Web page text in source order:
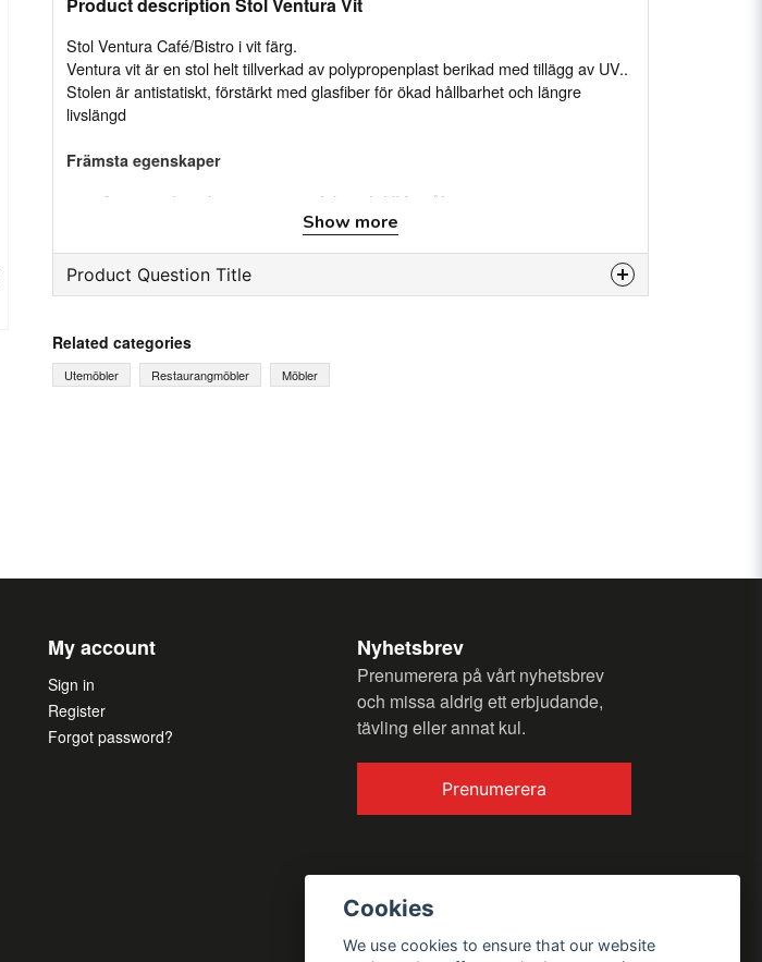
Stol Ventura Café/Bistro i vit färg.
Ventura vit är en stol helt tillverkad av polypropenplast berikad med tillägg av UV..
Stolen är antistatiskt, förstärkt med glasfiber för ökad hållbarhet och längre
livslängd
Främsta egenskaper
Antistatisk stol resistent mot fukt och UV-strålning
Stapelbar stol helt tillverkad av polypropen
Förstärkt med glasfiber för ökad hållbarhet
Kan använda både inom- och utomhus
Specifikation
Show more
Product Question Title
Ask us something about this product...
Related categories
Utemöbler Restaurangmöbler Möbler
My account
Sign in
Register
Forgot password?
Nyhetsbrev
Prenumerera på vårt nyhetsbrev
och missa aldrig ett erbjudande,
tävling eller annat kul.
Prenumerera
Cookies
We use cookies to ensure that our website